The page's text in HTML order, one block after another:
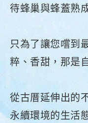
待蜂巢與蜂蓋熟
只為了讓您嚐到
粹、香甜，那是
從古厝延伸出的
永續環境的生活